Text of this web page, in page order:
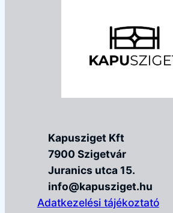
Kapusziget Kft
7900 Szigetvár
Juranics utca 15.
info@kapusziget.hu
Adatkezelési tájékoztató